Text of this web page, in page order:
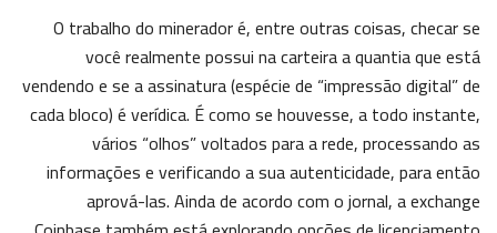
O trabalho do minerador é, entre outras coisas, checar se
você realmente possui na carteira a quantia que está
vendendo e se a assinatura (espécie de “impressão digital” de
cada bloco) é verídica. É como se houvesse, a todo instante,
vários “olhos” voltados para a rede, processando as
informações e verificando a sua autenticidade, para então
aprová-las. Ainda de acordo com o jornal, a exchange